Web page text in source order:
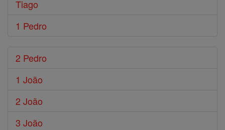
Tiago
1 Pedro
2 Pedro
1 João
2 João
3 João